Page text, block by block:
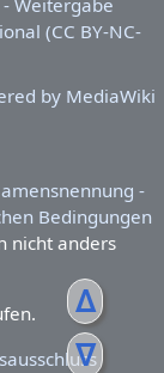
ᐃ
ᐁ
-
Bedingungen
nicht anders